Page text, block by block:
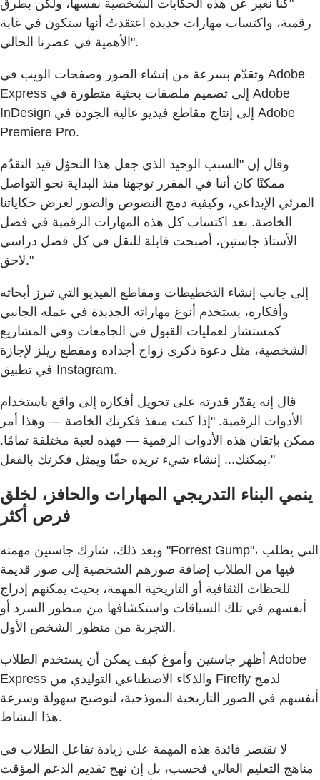
"كنا نعبر عن هذه الحكايات الشخصية نفسها، ولكن بطرق
رقمية، واكتساب مهارات جديدة اعتقدتُ أنها ستكون في غاية
الأهمية في عصرنا الحالي".
وتقدّم بسرعة من إنشاء الصور وصفحات الويب في Adobe
Express إلى تصميم ملصقات بحثية متطورة في Adobe
InDesign إلى إنتاج مقاطع فيديو عالية الجودة في Adobe
Premiere Pro.
وقال إن "السبب الوحيد الذي جعل هذا التحوّل قيد التقدّم
ممكنًا كان أننا في المقرر توجهنا منذ البداية نحو التواصل
المرئي الإبداعي، وكيفية دمج النصوص والصور لعرض حكاياتنا
الخاصة. بعد اكتساب كل هذه المهارات الرقمية في فصل
الأستاذ جاستين، أصبحت قابلة للنقل في كل فصل دراسي
لاحق."
إلى جانب إنشاء التخطيطات ومقاطع الفيديو التي تبرز أبحاثه
وأفكاره، يستخدم أنوغ مهاراته الجديدة في عمله الجانبي
كمستشار لعمليات القبول في الجامعات وفي المشاريع
الشخصية، مثل دعوة ذكرى زواج أجداده ومقطع ريلز لإجازة
في تطبيق Instagram.
قال إنه يقدّر قدرته على تحويل أفكاره إلى واقع باستخدام
الأدوات الرقمية. "إذا كنت منفذ فكرتك الخاصة — وهذا أمر
ممكن بإتقان هذه الأدوات الرقمية — فهذه لعبة مختلفة تمامًا.
يمكنك... إنشاء شيء تريده حقًا ويمثل فكرتك بالفعل."
ينمي البناء التدريجي المهارات والحافز، لخلق
فرص أكثر
وبعد ذلك، شارك جاستين مهمته "Forrest Gump"، التي يطلب
فيها من الطلاب إضافة صورهم الشخصية إلى صور قديمة
للحظات الثقافية أو التاريخية المهمة، بحيث يمكنهم إدراج
أنفسهم في تلك السياقات واستكشافها من منظور السرد أو
التجربة من منظور الشخص الأول.
أظهر جاستين وأموغ كيف يمكن أن يستخدم الطلاب Adobe
Express والذكاء الاصطناعي التوليدي من Firefly لدمج
أنفسهم في الصور التاريخية النموذجية، لتوضيح سهولة وسرعة
هذا النشاط.
لا تقتصر فائدة هذه المهمة على زيادة تفاعل الطلاب في
مناهج التعليم العالي فحسب، بل إن نهج تقديم الدعم المؤقت